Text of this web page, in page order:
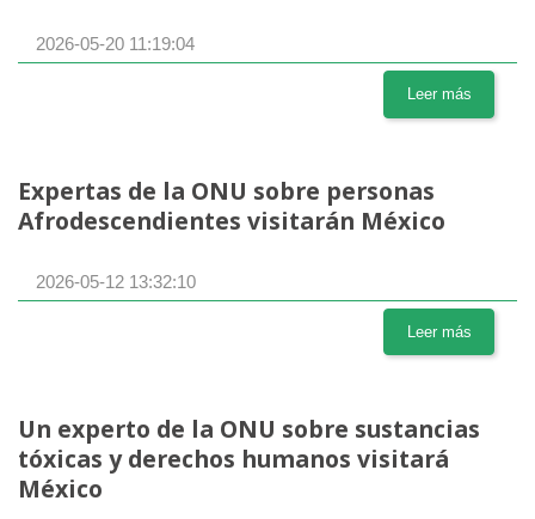
2026-05-20 11:19:04
Leer más
Expertas de la ONU sobre personas
Afrodescendientes visitarán México
2026-05-12 13:32:10
Leer más
Un experto de la ONU sobre sustancias
tóxicas y derechos humanos visitará
México